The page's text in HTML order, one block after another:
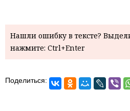
Нашли ошибку в тексте?
нажмите: Ctrl+Enter
Поделиться: